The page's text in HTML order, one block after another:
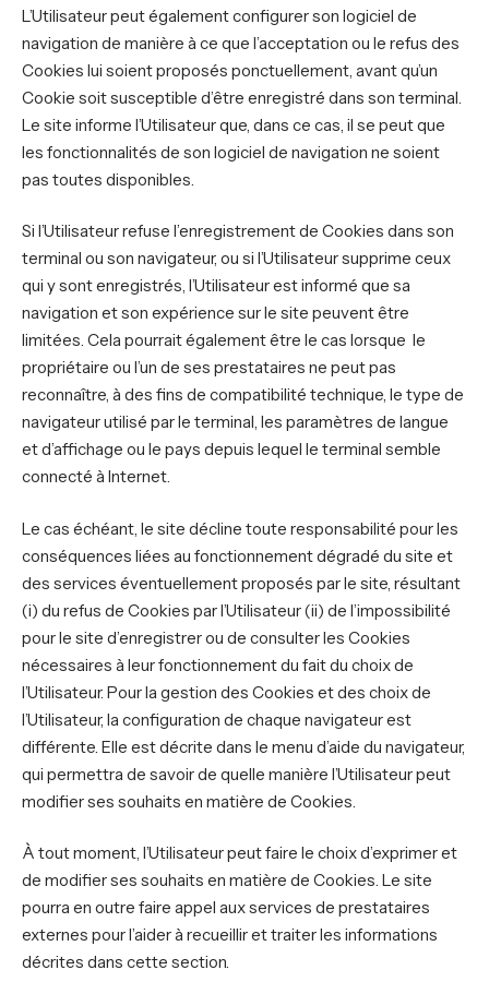
L’Utilisateur peut également configurer son logiciel de
navigation de manière à ce que l’acceptation ou le refus des
Cookies lui soient proposés ponctuellement, avant qu’un
Cookie soit susceptible d’être enregistré dans son terminal.
Le site informe l’Utilisateur que, dans ce cas, il se peut que
les fonctionnalités de son logiciel de navigation ne soient
pas toutes disponibles.
Si l’Utilisateur refuse l’enregistrement de Cookies dans son
terminal ou son navigateur, ou si l’Utilisateur supprime ceux
qui y sont enregistrés, l’Utilisateur est informé que sa
navigation et son expérience sur le site peuvent être
limitées. Cela pourrait également être le cas lorsque le
propriétaire ou l’un de ses prestataires ne peut pas
reconnaître, à des fins de compatibilité technique, le type de
navigateur utilisé par le terminal, les paramètres de langue
et d’affichage ou le pays depuis lequel le terminal semble
connecté à Internet.
Le cas échéant, le site décline toute responsabilité pour les
conséquences liées au fonctionnement dégradé du site et
des services éventuellement proposés par le site, résultant
(i) du refus de Cookies par l’Utilisateur (ii) de l’impossibilité
pour le site d’enregistrer ou de consulter les Cookies
nécessaires à leur fonctionnement du fait du choix de
l’Utilisateur. Pour la gestion des Cookies et des choix de
l’Utilisateur, la configuration de chaque navigateur est
différente. Elle est décrite dans le menu d’aide du navigateur,
qui permettra de savoir de quelle manière l’Utilisateur peut
modifier ses souhaits en matière de Cookies.
À tout moment, l’Utilisateur peut faire le choix d’exprimer et
de modifier ses souhaits en matière de Cookies. Le site
pourra en outre faire appel aux services de prestataires
externes pour l’aider à recueillir et traiter les informations
décrites dans cette section.